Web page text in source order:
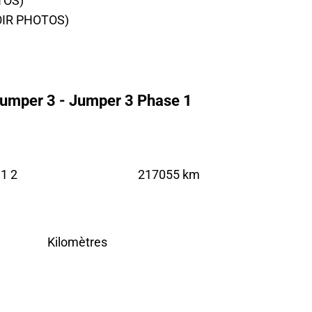
PHOTOS)
3 - Jumper 3 Phase 1
2
Kilomètres
217055 km